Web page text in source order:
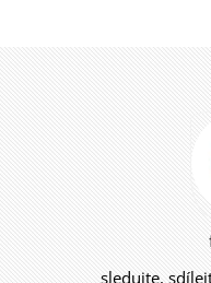
sledujte,